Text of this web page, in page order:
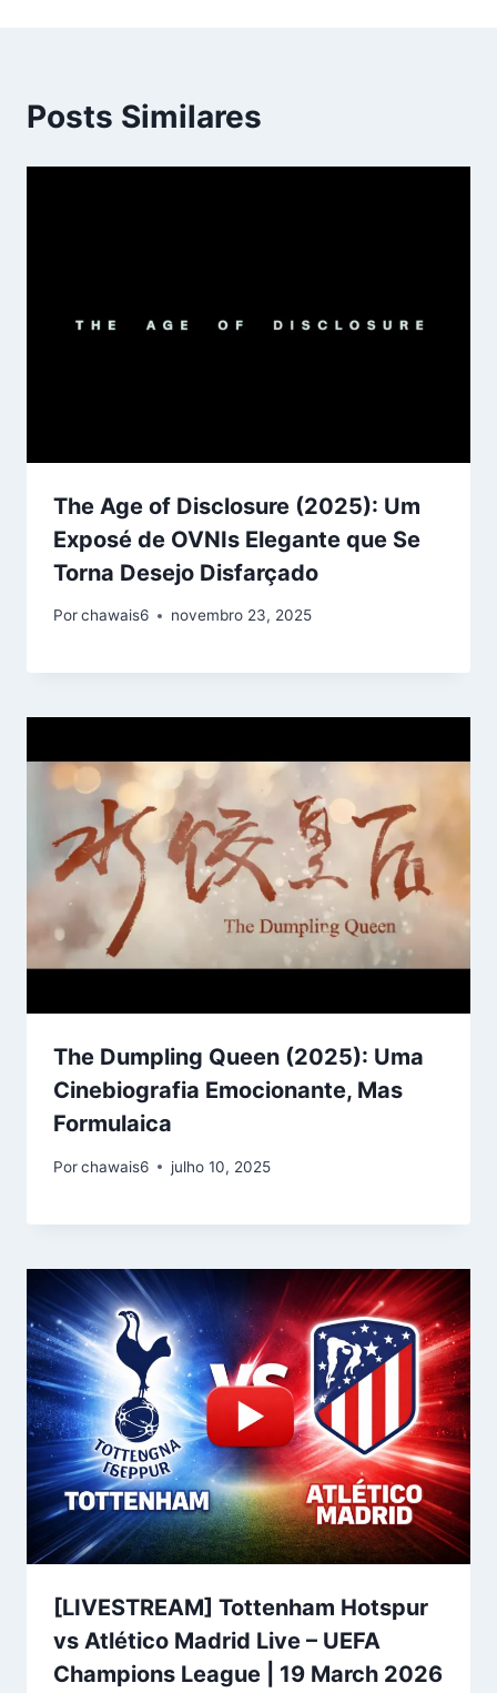
Posts Similares
The Age of Disclosure (2025): Um
Exposé de OVNIs Elegante que Se
Torna Desejo Disfarçado
Porchawais6 novembro 23, 2025
The Dumpling Queen (2025): Uma
Cinebiografia Emocionante, Mas
Formulaica
Porchawais6 julho 10, 2025
[LIVESTREAM] Tottenham Hotspur
vs Atlético Madrid Live – UEFA
Champions League | 19 March 2026